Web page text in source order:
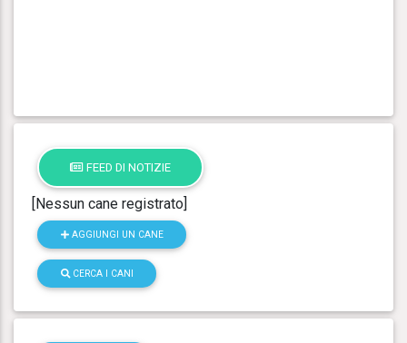
FEED DI NOTIZIE
[Nessun cane registrato]
AGGIUNGI UN CANE
CERCA I CANI